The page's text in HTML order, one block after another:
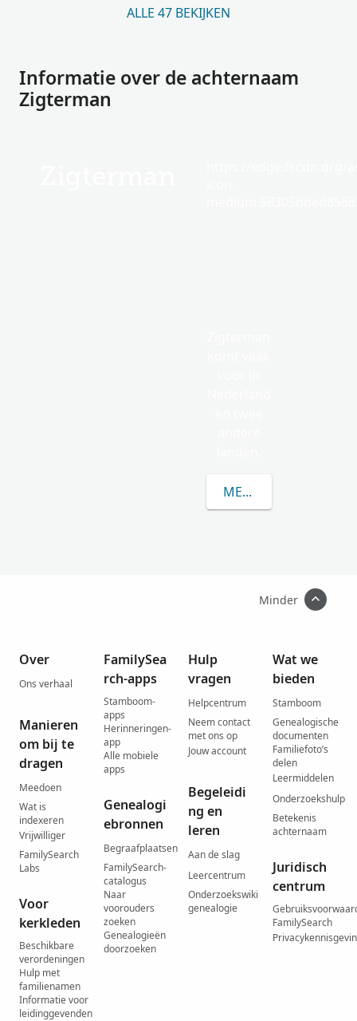
ALLE 47 BEKIJKEN
Informatie over de achternaam
Zigterman
MEER OVER
Minder
Over
Ons verhaal
Manieren
om bij te
dragen
Meedoen
Wat is
indexeren
Vrijwilliger
FamilySearch
Labs
Voor
kerkleden
Beschikbare
verordeningen
Hulp met
familienamen
Informatie voor
leidinggevenden
FamilySea
rch-apps
Stamboom-
apps
Herinneringen-
app
Alle mobiele
apps
Genealogi
ebronnen
Begraafplaatsen
FamilySearch-
catalogus
Naar
voorouders
zoeken
Genealogieën
doorzoeken
Hulp
vragen
Helpcentrum
Neem contact
met ons op
Jouw account
Begeleidi
ng en
leren
Aan de slag
Leercentrum
Onderzoekswiki
genealogie
Wat we
bieden
Stamboom
Genealogische
documenten
Familiefoto’s
delen
Leermiddelen
Onderzoekshulp
Betekenis
achternaam
Juridisch
centrum
FamilySearch